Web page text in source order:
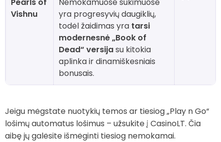
Vishnu
yra progresyvių daugiklių,
todėl žaidimas yra tarsi
modernesnė „Book of
Dead“ versijasu kitokia
aplinka ir dinamiškesniais
bonusais.
Jeigu mėgstate nuotykių temos ar tiesiog „Play n Go“
lošimų automatus lošimus – užsukite į CasinoLT. Čia
aibę jų galėsite išmėginti tiesiog nemokamai.